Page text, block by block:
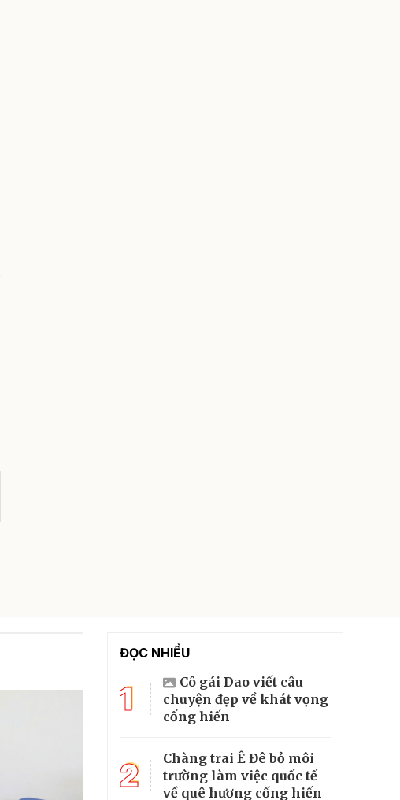
ĐỌC NHIỀU
1
Cô gái Dao viết câu
chuyện đẹp về khát vọng
cống hiến
2
Chàng trai Ê Đê bỏ môi
trường làm việc quốc tế
về quê hương cống hiến